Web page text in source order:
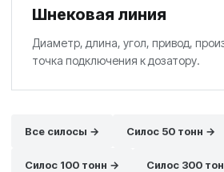
Шнековая линия
Диаметр, длина, угол, привод,
точка подключения к дозатору.
Все силосы → Силос 50 тонн →
Силос 100 тонн → Силос 300